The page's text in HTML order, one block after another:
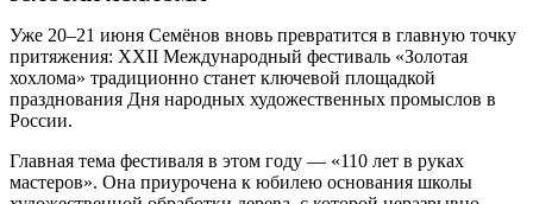
Уже 20–21 июня Семёнов вновь превратится в главную точку
притяжения: XXII Международный фестиваль «Золотая
хохлома» традиционно станет ключевой площадкой
празднования Дня народных художественных промыслов в
России.
Главная тема фестиваля в этом году — «110 лет в руках
мастеров». Она приурочена к юбилею основания школы